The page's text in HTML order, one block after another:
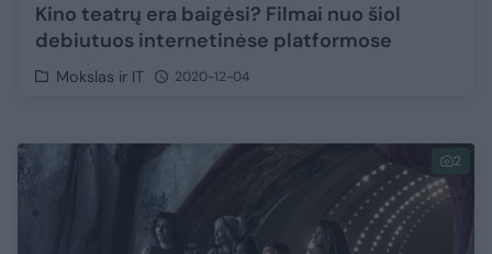
Kino teatrų era baigėsi? Filmai nuo šiol
debiutuos internetinėse platformose
Mokslas ir IT 2020-12-04
2